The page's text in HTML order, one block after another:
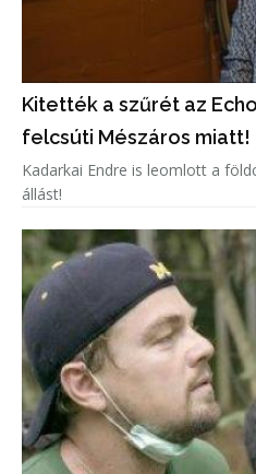
Kitették a szűrét az
felcsúti Mészáros miatt!
Kadarkai Endre is leomlott a
állást!